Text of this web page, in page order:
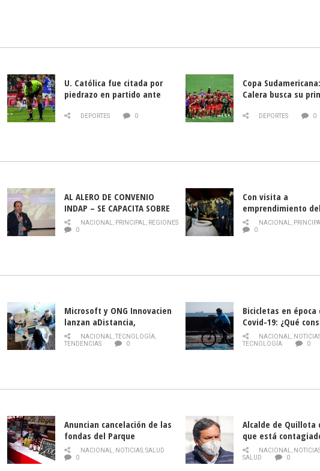
U. Católica fue citada por
piedrazo en partido ante
DEPORTES 0
Copa
Calera busca su
DEPORTES 0
AL ALERO DE CONVENIO
INDAP – SE CAPACITA SOBRE
PLAGA DROSOPHILA SUZUKII
NACIONAL, PRINCIPAL, REGIONES
0
Con visita a
emprendimiento
y llamado al
historia campesina
NACIONAL,
0
Microsoft y ONG Innovacien
lanzan aDistancia,
plataforma con cursos
gratuitos online sobre
NACIONAL,TECNOLOGÍA,
TENDENCIAS
0
Bicicletas en época
Covid-19: ¿Qué
momento de
NACIONAL,
TECNOLOGÍA
0
Anuncian cancelación de las
fondas del Parque
O’Higgins debido al
coronavirus
NACIONAL, NOTICIAS,SALUD
0
Alcalde de Quillota
que está
COVID-19
NACIONAL,
SALUD
0